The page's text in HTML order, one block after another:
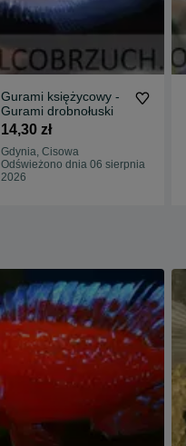
Gurami księżycowy -
Gurami drobnołuski
14,30 zł
Gdynia, Cisowa
Odświeżono dnia 06 sierpnia
2026